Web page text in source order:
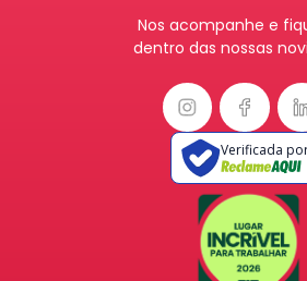
Nos acompanhe e
dentro das nossas
Verificada